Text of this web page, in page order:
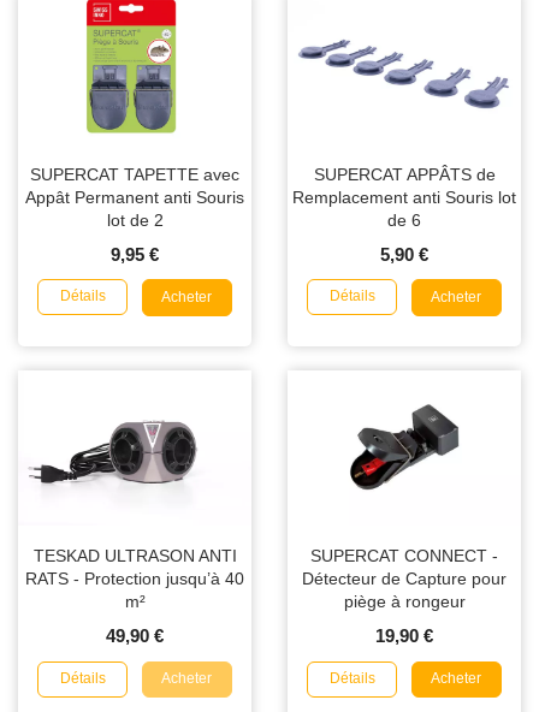
SUPERCAT TAPETTE avec
Appât Permanent anti Souris
lot de 2
9,95 €
Détails Acheter
SUPERCAT APPÂTS de
Remplacement anti Souris lot
de 6
5,90 €
Détails Acheter
TESKAD ULTRASON ANTI
RATS - Protection jusqu’à 40
m²
49,90 €
Détails Acheter
SUPERCAT CONNECT -
Détecteur de Capture pour
piège à rongeur
19,90 €
Détails Acheter